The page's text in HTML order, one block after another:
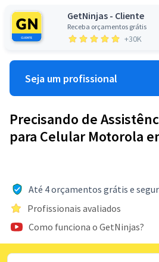
GetNinjas - Cliente
Receba orçamentos grátis
+30K
Seja um profissional
Precisando de
para Celular Motorola
Até 4 orçamentos grátis e
Profissionais avaliados
Como funciona o GetNinjas?